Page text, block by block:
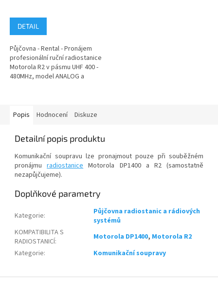
DETAIL
Půjčovna - Rental - Pronájem
profesionální ruční radiostanice
Motorola R2 v pásmu UHF 400 -
480MHz, model ANALOG a
Popis Hodnocení Diskuze
Detailní popis produktu
Komunikační soupravu lze pronajmout pouze při souběžném
pronájmuradiostanice Motorola DP1400 a R2 (samostatně
nezapůjčujeme).
Doplňkové parametry
Kategorie:
Půjčovna radiostanic a rádiových
systémů
KOMPATIBILITA S
RADIOSTANICÍ: Motorola DP1400, Motorola R2
Kategorie: Komunikační soupravy